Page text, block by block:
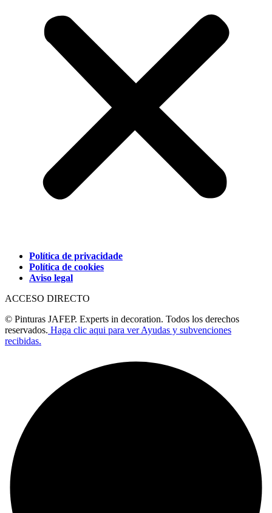
Política de privacidade
Política de cookies
Aviso legal
ACCESO DIRECTO
© Pinturas JAFEP. Experts in decoration. Todos los derechos
reservados. Haga clic aqui para ver Ayudas y subvenciones
recibidas.